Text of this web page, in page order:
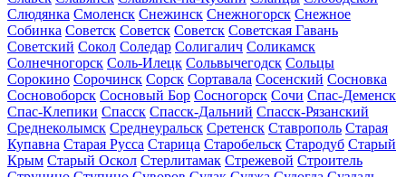
Слюдянка Смоленск Снежинск Снежногорск Снежное
Собинка Советск Советск Советск Советская Гавань
Советский Сокол Соледар Солигалич Соликамск
Солнечногорск Соль-Илецк Сольвычегодск Сольцы
Сорокино Сорочинск Сорск Сортавала Сосенский Сосновка
Сосновоборск Сосновый Бор Сосногорск Сочи Спас-Деменск
Спас-Клепики Спасск Спасск-Дальний Спасск-Рязанский
Среднеколымск Среднеуральск Сретенск Ставрополь Старая
Купавна Старая Русса Старица Старобельск Стародуб Старый
Крым Старый Оскол Стерлитамак Стрежевой Строитель